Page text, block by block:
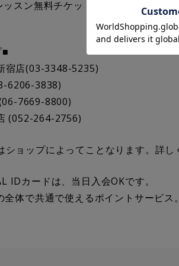
ッスン無料チケット”などが当たるラ
宿店(03-3348-5235)
6206-3838)
7669-8800)
(052-264-2756)
ショップによってことなります。詳
IDカードは、当日入会OKです。
全体で共通で使えるポイントサービス